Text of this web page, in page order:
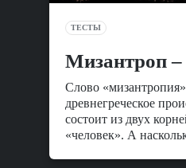
ТЕСТЫ
Мизантроп –
Слово
древнегреческое
состоит из двух
«человек». А